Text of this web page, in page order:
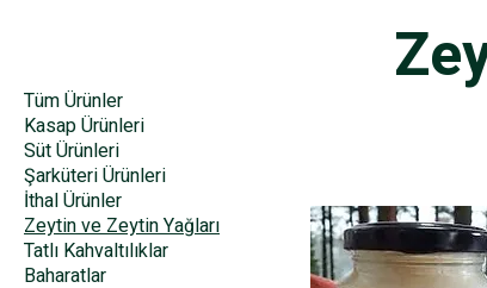
Tüm Ürünler
Kasap Ürünleri
Süt Ürünleri
Şarküteri Ürünleri
İthal Ürünler
Zeytin ve Zeytin Yağları
Tatlı Kahvaltılıklar
Baharatlar